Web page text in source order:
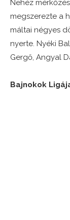
Nehéz
megszerezte a
máltai négyes
nyerte. Nyéki
Gergő, Angyal
Bajnokok